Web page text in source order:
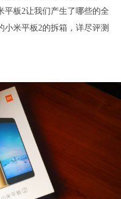
平板2让我们产生了哪些的全
米平板2的拆箱，详尽评测